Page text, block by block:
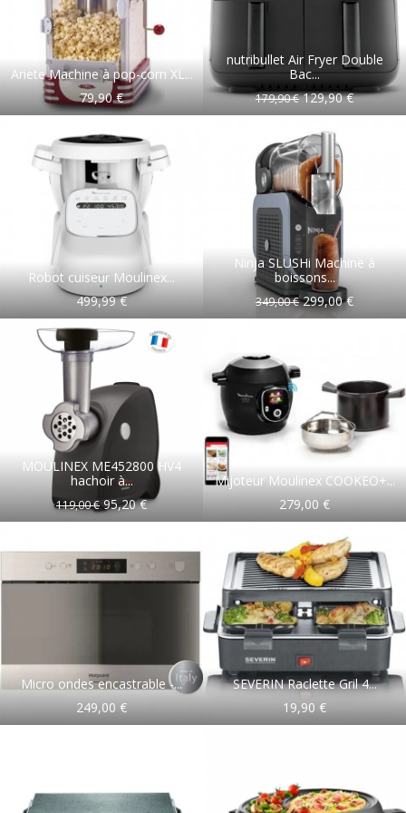
Ariete Machine à pop-corn XL...
79,90 €
nutribullet Air Fryer Double
Bac...
179,90 € 129,90 €
Robot cuiseur Moulinex...
499,99 €
Ninja SLUSHi Machine à
boissons...
349,00 € 299,00 €
MOULINEX ME452800 HV4
hachoir à...
119,00 € 95,20 €
Mijoteur Moulinex COOKEO+...
279,00 €
Micro ondes encastrable -...
249,00 €
SEVERIN Raclette Gril 4...
19,90 €